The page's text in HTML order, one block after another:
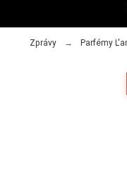
Zprávy Parfémy